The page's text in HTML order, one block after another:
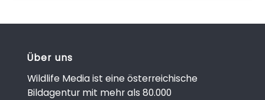
Über uns
Wildlife Media ist eine österreichische
Bildagentur mit mehr als 80.000